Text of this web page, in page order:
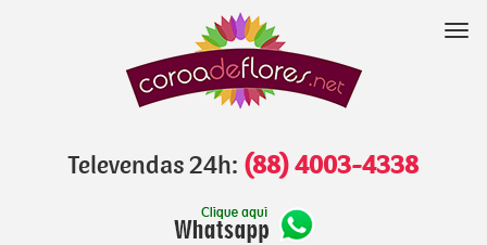
Televendas 24h: (88) 4003-4338